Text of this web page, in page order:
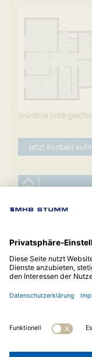
Grundriss
Jetzt Kontakt
© 2026MHB Stumm
07381 9361-0